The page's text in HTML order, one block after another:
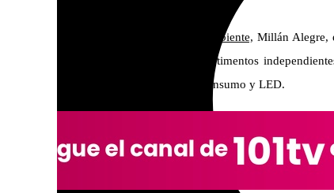
Medio Ambiente, Millán Alegre,
hasta cinco tipos de residuos en compartimentos
aparatos eléctricos y bombillas de bajo consumo y LED.